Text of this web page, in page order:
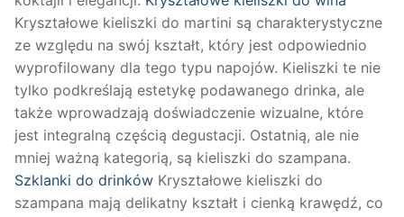
Kryształowe kieliszki do martini są charakterystyczne
ze względu na swój kształt, który jest odpowiednio
wyprofilowany dla tego typu napojów. Kieliszki te nie
tylko podkreślają estetykę podawanego drinka, ale
także wprowadzają doświadczenie wizualne, które
jest integralną częścią degustacji. Ostatnią, ale nie
mniej ważną kategorią, są kieliszki do szampana.
Szklanki do drinków Kryształowe kieliszki do
szampana mają delikatny kształt i cienką krawędź, co